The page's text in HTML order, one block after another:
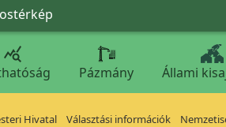

Pázmány Állami
Hivatal Választási információk